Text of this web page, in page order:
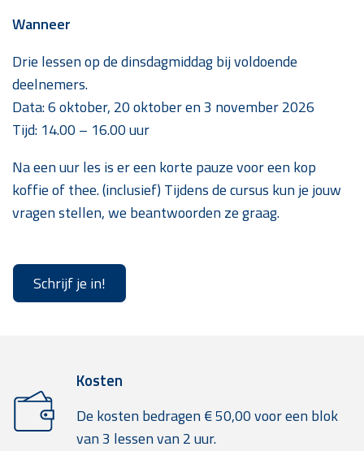
Wanneer
Drie lessen op de dinsdagmiddag bij voldoende
deelnemers.
Data: 6 oktober, 20 oktober en 3 november 2026
Tijd: 14.00 – 16.00 uur
Na een uur les is er een korte pauze voor een kop
koffie of thee. (inclusief) Tijdens de cursus kun je jouw
vragen stellen, we beantwoorden ze graag.
Schrijf je in!
Kosten
De kosten bedragen € 50,00 voor een blok
van 3 lessen van 2 uur.